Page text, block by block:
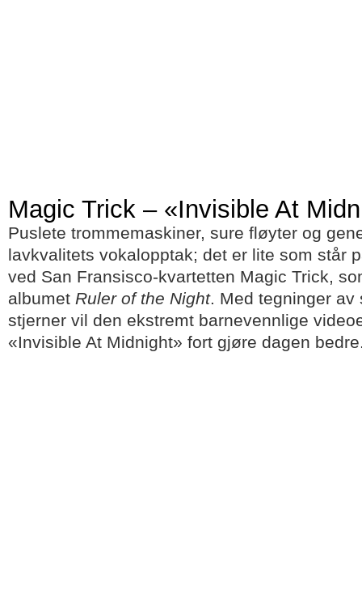
Magic Trick – «Invisible At
Puslete trommemaskiner, sure fløyter og
lavkvalitets vokalopptak; det er lite som står
ved San Fransisco-kvartetten Magic Trick,
albumet Ruler of the Night. Med tegninger av
stjerner vil den ekstremt barnevennlige
«Invisible At Midnight» fort gjøre dagen